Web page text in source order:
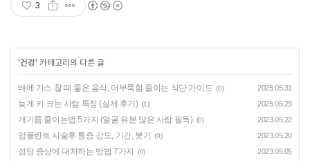
3
'건강' 카테고리의 다른 글
배에 가스 찰 때 좋은 음식, 더부룩함 줄이는 식단 가이드 (0) 2025.05.31
늦게 키 크는 사람 특징 (실제 후기) (1) 2025.05.29
개기름 줄이는법 5가지 (얼굴 유분 많은 사람 필독) (0) 2023.05.22
임플란트 시술후 통증 강도, 기간, 붓기 (0) 2023.05.20
섬망 증상에 대처하는 방법 7가지 (0) 2023.05.05